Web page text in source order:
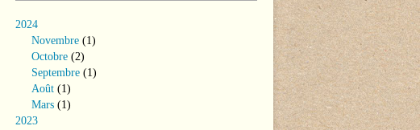
2024
Novembre (1)
Octobre (2)
Septembre (1)
Août (1)
Mars (1)
2023